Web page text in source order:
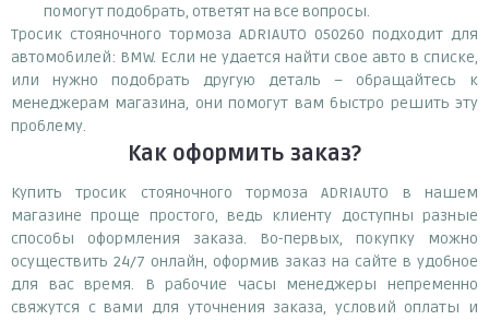
помогут подобрать, ответят на все вопросы.
Тросик стояночного тормоза ADRIAUTO 050260 подходит для
автомобилей: BMW. Если не удается найти свое авто в списке,
или нужно подобрать другую деталь – обращайтесь к
менеджерам магазина, они помогут вам быстро решить эту
проблему.
Как оформить заказ?
Купить тросик стояночного тормоза ADRIAUTO в нашем
магазине проще простого, ведь клиенту доступны разные
способы оформления заказа. Во-первых, покупку можно
осуществить 24/7 онлайн, оформив заказ на сайте в удобное
для вас время. В рабочие часы менеджеры непременно
свяжутся с вами для уточнения заказа, условий оплаты и